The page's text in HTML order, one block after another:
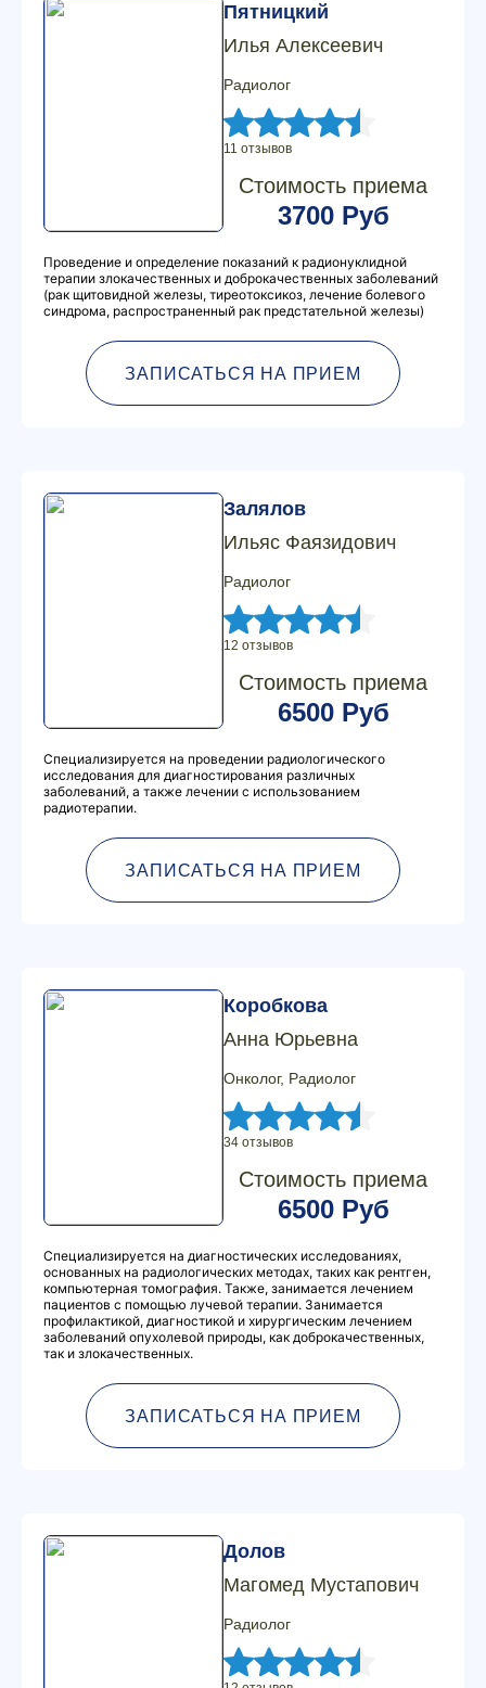
Пятницкий
Илья Алексеевич
Радиолог
11 отзывов
Стоимость приема
3700 Руб
Проведение и определение показаний к радионуклидной
терапии злокачественных и доброкачественных заболеваний
(рак щитовидной железы, тиреотоксикоз, лечение болевого
синдрома, распространенный рак предстательной железы)
ЗАПИСАТЬСЯ НА ПРИЕМ
Залялов
Ильяс Фаязидович
Радиолог
12 отзывов
Стоимость приема
6500 Руб
Специализируется на проведении радиологического
исследования для диагностирования различных
заболеваний, а также лечении с использованием
радиотерапии.
ЗАПИСАТЬСЯ НА ПРИЕМ
Коробкова
Анна Юрьевна
Онколог, Радиолог
34 отзывов
Стоимость приема
6500 Руб
Специализируется на диагностических исследованиях,
основанных на радиологических методах, таких как рентген,
компьютерная томография. Также, занимается лечением
пациентов с помощью лучевой терапии. Занимается
профилактикой, диагностикой и хирургическим лечением
заболеваний опухолевой природы, как доброкачественных,
так и злокачественных.
ЗАПИСАТЬСЯ НА ПРИЕМ
Долов
Магомед Мустапович
Радиолог